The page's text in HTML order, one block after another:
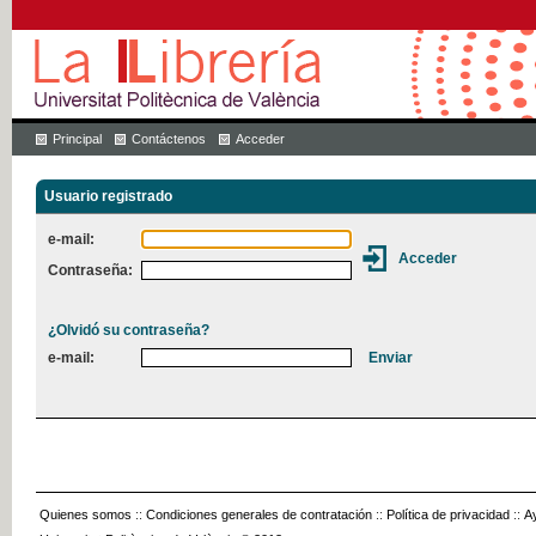
Principal Contáctenos Acceder
Usuario registrado
e-mail:
Contraseña:
¿Olvidó su contraseña?
e-mail:
Quienes somos :: Condiciones generales de contratación :: Política de privacidad ::